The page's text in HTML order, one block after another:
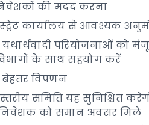
की मदद करना
कार्यालय से आवश्यक
यथार्थवादी परियोजनाओं को
के साथ सहयोग करें
बेहतर विपणन
समिति यह सुनिश्चित
को समान अवसर मिले